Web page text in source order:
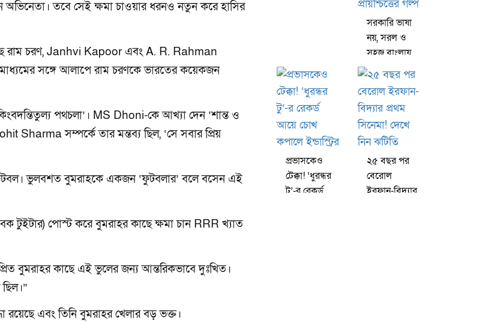
তবে সেই ক্ষমা চাওয়ার ধরনও নতুন করে হাসির
রাম চরণ, Janhvi Kapoor এবং A. R. Rahman
সঙ্গে আলাপে রাম চরণকে ভারতের কয়েকজন
পথচলা’। MS Dhoni-কে আখ্যা দেন ‘শান্ত ও
Sharma সম্পর্কে তার মন্তব্য ছিল, ‘সে সবার প্রিয়
ভুলবশত বুমরাহকে একজন ‘ফুটবলার’ বলে বসেন এই
টুইটার) পোস্ট করে বুমরাহর কাছে ক্ষমা চান RRR খ্যাত
বুমরাহর কাছে এই ভুলের জন্য আন্তরিকভাবে দুঃখিত।
রয়েছে এবং তিনি বুমরাহর খেলার বড় ভক্ত।
সরকারি ভাষা
নয়, সরল ও
সহজ বাংলায়
পড়ুন নোরার
প্রায়শ্চিত্তের
গল্প
প্রভাসকেও
টেক্কা! ‘ধুরন্ধর
টু’-র রেকর্ড
২৫ বছর পর
বেরোল
ইরফান-বিদ্যার